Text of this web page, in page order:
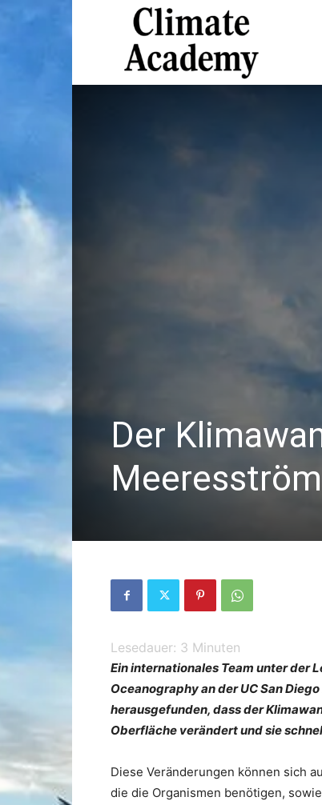
Der
Lesedauer: 3 Minuten
Ein internationales Team unter der
Oceanography an der UC San
herausgefunden, dass der
Oberfläche verändert und sie
Diese Veränderungen können sich
die die Organismen benötigen,